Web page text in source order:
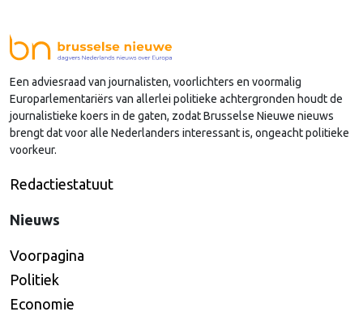
jaarabonnement met een mooie korting! Dus ga nu
naar onze …Continued
Een adviesraad van journalisten, voorlichters en voormalig
Europarlementariërs van allerlei politieke achtergronden houdt de
journalistieke koers in de gaten, zodat Brusselse Nieuwe nieuws
brengt dat voor alle Nederlanders interessant is, ongeacht politieke
voorkeur.
Redactiestatuut
Nieuws
Voorpagina
Politiek
Economie